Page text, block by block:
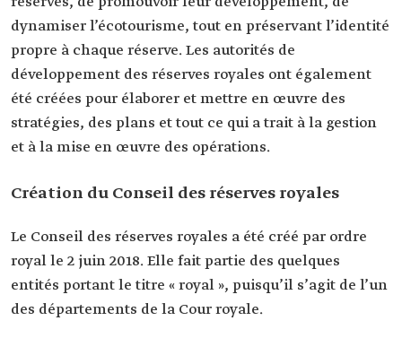
dynamiser l’écotourisme, tout en préservant l’identité
propre à chaque réserve. Les autorités de
développement des réserves royales ont également
été créées pour élaborer et mettre en œuvre des
stratégies, des plans et tout ce qui a trait à la gestion
et à la mise en œuvre des opérations.
Création du Conseil des réserves royales
Le Conseil des réserves royales a été créé par ordre
royal le 2 juin 2018. Elle fait partie des quelques
entités portant le titre « royal », puisqu’il s’agit de l’un
des départements de la Cour royale.